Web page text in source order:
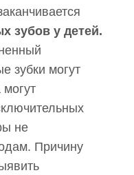
зубов у детей.
зубки могут
не
Причину